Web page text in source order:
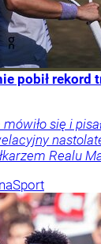
pobił rekord
się i
Realu
Sport